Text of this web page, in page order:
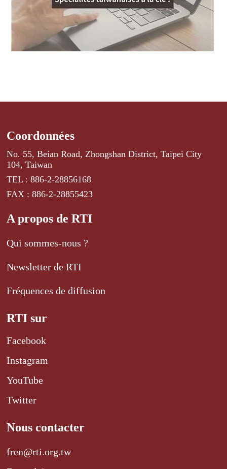
Coordonnées
No. 55, Beian Road, Zhongshan District, Taipei City
104, Taiwan
TEL : 886-2-28856168
FAX : 886-2-28855423
A propos de RTI
Qui sommes-nous ?
Newsletter de RTI
Fréquences de diffusion
RTI sur
Facebook
Instagram
YouTube
Twitter
Nous contacter
fren@rti.org.tw